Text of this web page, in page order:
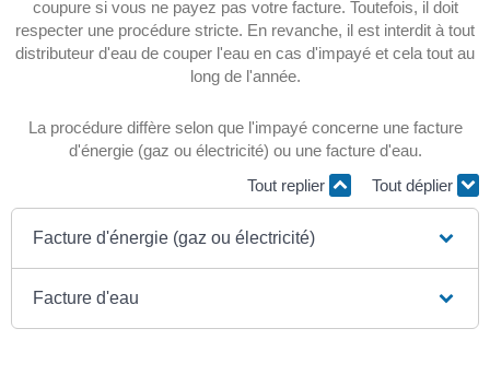
coupure si vous ne payez pas votre facture. Toutefois, il doit
respecter une procédure stricte. En revanche, il est interdit à tout
distributeur d'eau de couper l'eau en cas d'impayé et cela tout au
long de l'année.
La procédure diffère selon que l'impayé concerne une facture
d'énergie (gaz ou électricité) ou une facture d'eau.
Tout replier
Tout déplier
Facture d'énergie (gaz ou électricité)
Facture d'eau